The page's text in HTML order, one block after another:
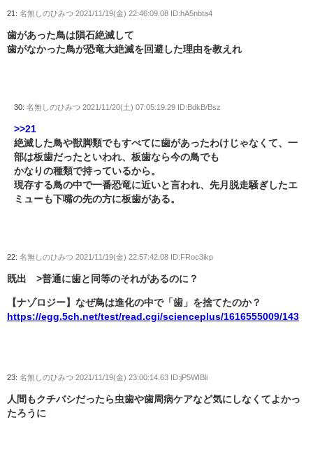
21: 名無しのひみつ 2021/11/19(金) 22:46:09.08 ID:hA5nbta4
歯があった鳥は隕石絶滅して
歯がなかった鳥が恐竜大絶滅を回避した理由を教えれ
30: 名無しのひみつ 2021/11/20(土) 07:05:19.29 ID:BdkB/Bsz
>>21
絶滅した鳥や獣脚類でもすべてに歯があったわけじゃなくて、一
部は板歯だったといわれ、板歯なら今の鳥でも
かなりの種類で持っているから。
現存する鳥の中で一番恐竜に近いと言われ、先月脱走騒ぎしたエ
ミューも下嘴の先の方に板歯がある。
22: 名無しのひみつ 2021/11/19(金) 22:57:42.08 ID:FRoc3ikp
既出 >普通に歯と同等のそれがあるのに？
【ナゾロジー】なぜ鳥は進化の中で「歯」を捨てたのか？
https://egg.5ch.net/test/read.cgi/scienceplus/1616555009/143
23: 名無しのひみつ 2021/11/19(金) 23:00:14.63 ID:jP5WIBli
人間もクチバシだったら虫歯や歯周病ケアなど気にしなくてよかっ
たろうに